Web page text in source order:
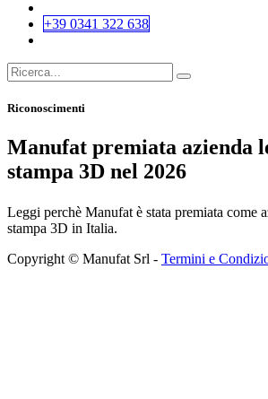
+39 0341 322 638
Riconoscimenti
Manufat premiata azienda
stampa 3D nel 2026
Leggi perchè Manufat è stata premiata come
stampa 3D in Italia.
Copyright © Manufat Srl - Termini e